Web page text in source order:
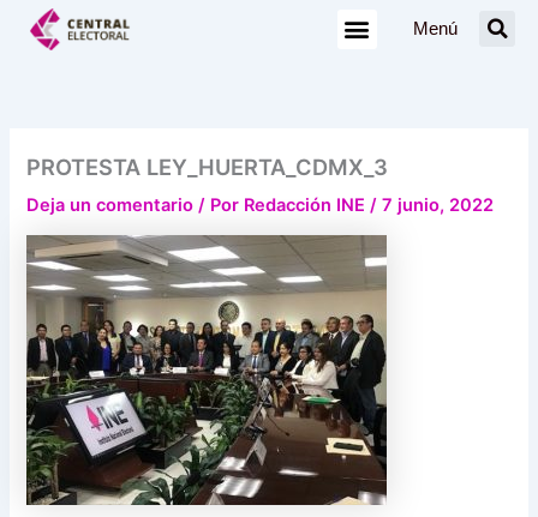
Menú
PROTESTA LEY_HUERTA_CDMX_3
Deja un comentario / Por Redacción INE/7 junio, 2022